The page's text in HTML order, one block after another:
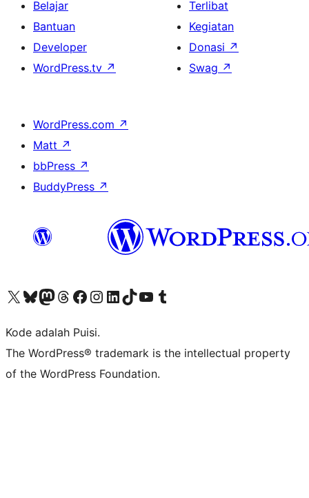
Belajar
Bantuan
Developer
WordPress.tv ↗
Terlibat
Kegiatan
Donasi ↗
Swag ↗
WordPress.com ↗
Matt ↗
bbPress ↗
BuddyPress ↗
Kunjungi akun X (sebelumnya Twitter) kamiVisit our Bluesky account
Kunjungi akun Mastodon kami
Visit our Threads account
Kunjungi halaman Facebook kamiKunjungi akun Instagram kamiKunjungi akun LinkedIn kami
Visit our TikTok account
Kunjungi channel YouTube kamiVisit our Tumblr account
Kode adalah Puisi.
The WordPress® trademark is the intellectual property
of the WordPress Foundation.